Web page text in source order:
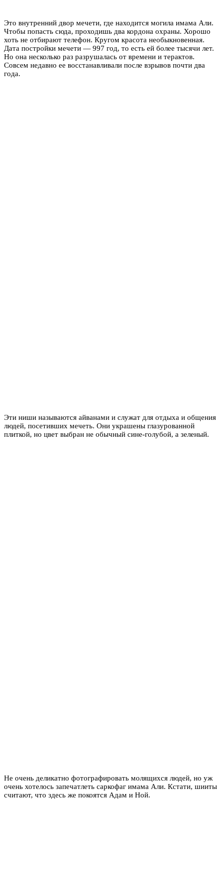
Это внутренний двор мечети, где находится могила имама Али.
Чтобы попасть сюда, проходишь два кордона охраны. Хорошо
хоть не отбирают телефон. Кругом красота необыкновенная.
Дата постройки мечети — 997 год, то есть ей более тысячи лет.
Но она несколько раз разрушалась от времени и терактов.
Совсем недавно ее восстанавливали после взрывов почти два
года.
Эти ниши называются айванами и служат для отдыха и общения
людей, посетивших мечеть. Они украшены глазурованной
плиткой, но цвет выбран не обычный сине-голубой, а зеленый.
Не очень деликатно фотографировать молящихся людей, но уж
очень хотелось запечатлеть саркофаг имама Али. Кстати, шииты
считают, что здесь же покоятся Адам и Ной.